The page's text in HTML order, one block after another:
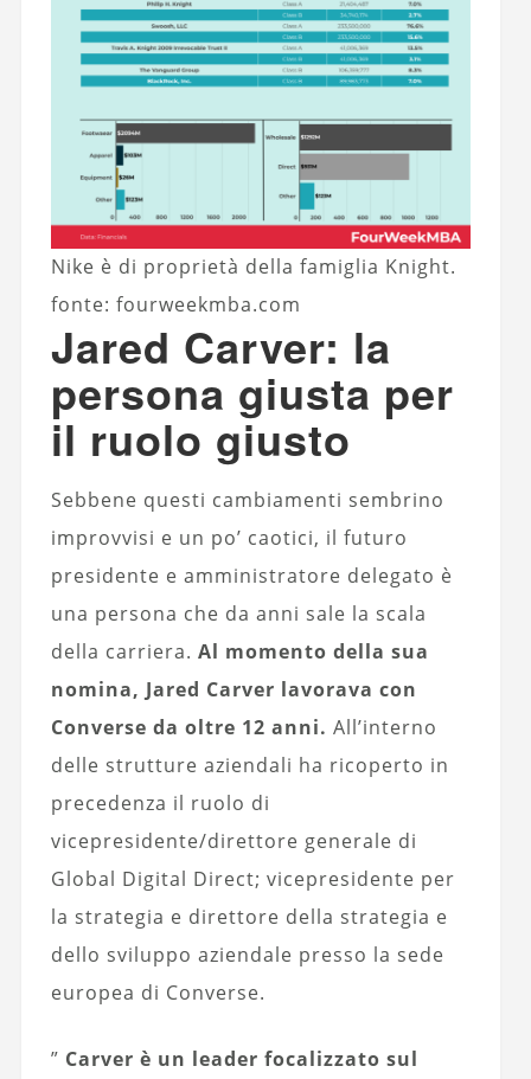
Nike è di proprietà della famiglia Knight.
fonte: fourweekmba.com
Jared Carver: la
persona giusta per
il ruolo giusto
Sebbene questi cambiamenti sembrino
improvvisi e un po’ caotici, il futuro
presidente e amministratore delegato è
una persona che da anni sale la scala
della carriera. Al momento della sua
nomina, Jared Carver lavorava con
Converse da oltre 12 anni. All’interno
delle strutture aziendali ha ricoperto in
precedenza il ruolo di
vicepresidente/direttore generale di
Global Digital Direct; vicepresidente per
la strategia e direttore della strategia e
dello sviluppo aziendale presso la sede
europea di Converse.
” Carver è un leader focalizzato sul